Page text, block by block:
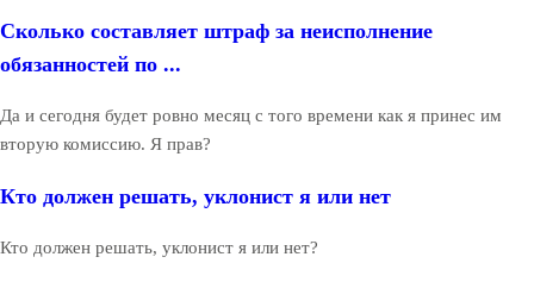
Сколько составляет штраф за неисполнение
обязанностей по ...
Да и сегодня будет ровно месяц с того времени как я принес им
вторую комиссию. Я прав?
Кто должен решать, уклонист я или нет
Кто должен решать, уклонист я или нет?